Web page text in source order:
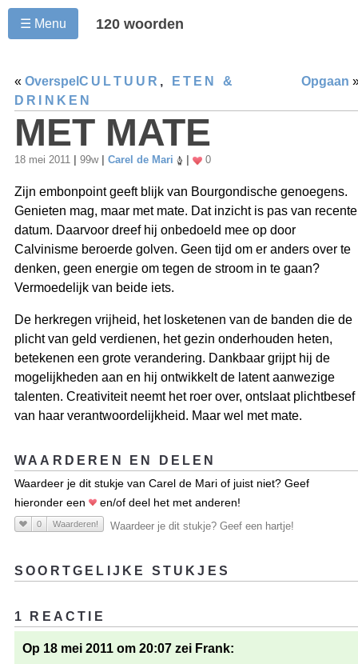
☰ Menu 120 woorden
« Overspel Opgaan
CULTUUR ,
ETEN &
DRINKEN
MET MATE
18 mei 2011 99w Carel de Mari 0
Zijn embonpoint geeft blijk van Bourgondische genoegens.
Genieten mag, maar met mate. Dat inzicht is pas van recente
datum. Daarvoor dreef hij onbedoeld mee op door
Calvinisme beroerde golven. Geen tijd om er anders over te
denken, geen energie om tegen de stroom in te gaan?
Vermoedelijk van beide iets.
De herkregen vrijheid, het losketenen van de banden die de
plicht van geld verdienen, het gezin onderhouden heten,
betekenen een grote verandering. Dankbaar grijpt hij de
mogelijkheden aan en hij ontwikkelt de latent aanwezige
talenten. Creativiteit neemt het roer over, ontslaat plichtbesef
van haar verantwoordelijkheid. Maar wel met mate.
WAARDEREN EN DELEN
Waardeer je dit stukje van Carel de Mari of juist niet? Geef
hieronder een
en/of deel het met anderen!
0 Waarderen! Waardeer je dit stukje? Geef een hartje!
SOORTGELIJKE STUKJES
1 REACTIE
Op 18 mei 2011 om 20:07 zei Frank: